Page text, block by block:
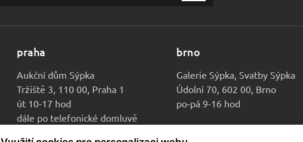
praha
Aukční dům Sýpka
Tržiště 3, 110 00, Praha 1
út 10-17 hod
dále po telefonické domluvě
brno
Galerie Sýpka, Svatby Sýpka
Údolní 70, 602 00, Brno
po-pá 9-16 hod